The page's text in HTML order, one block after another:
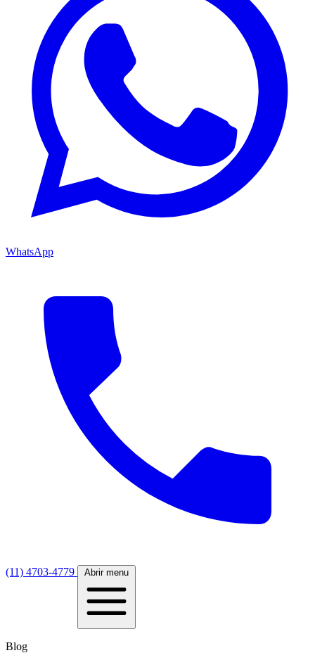
WhatsApp
(11) 4703-4779 Abrir menu
Blog